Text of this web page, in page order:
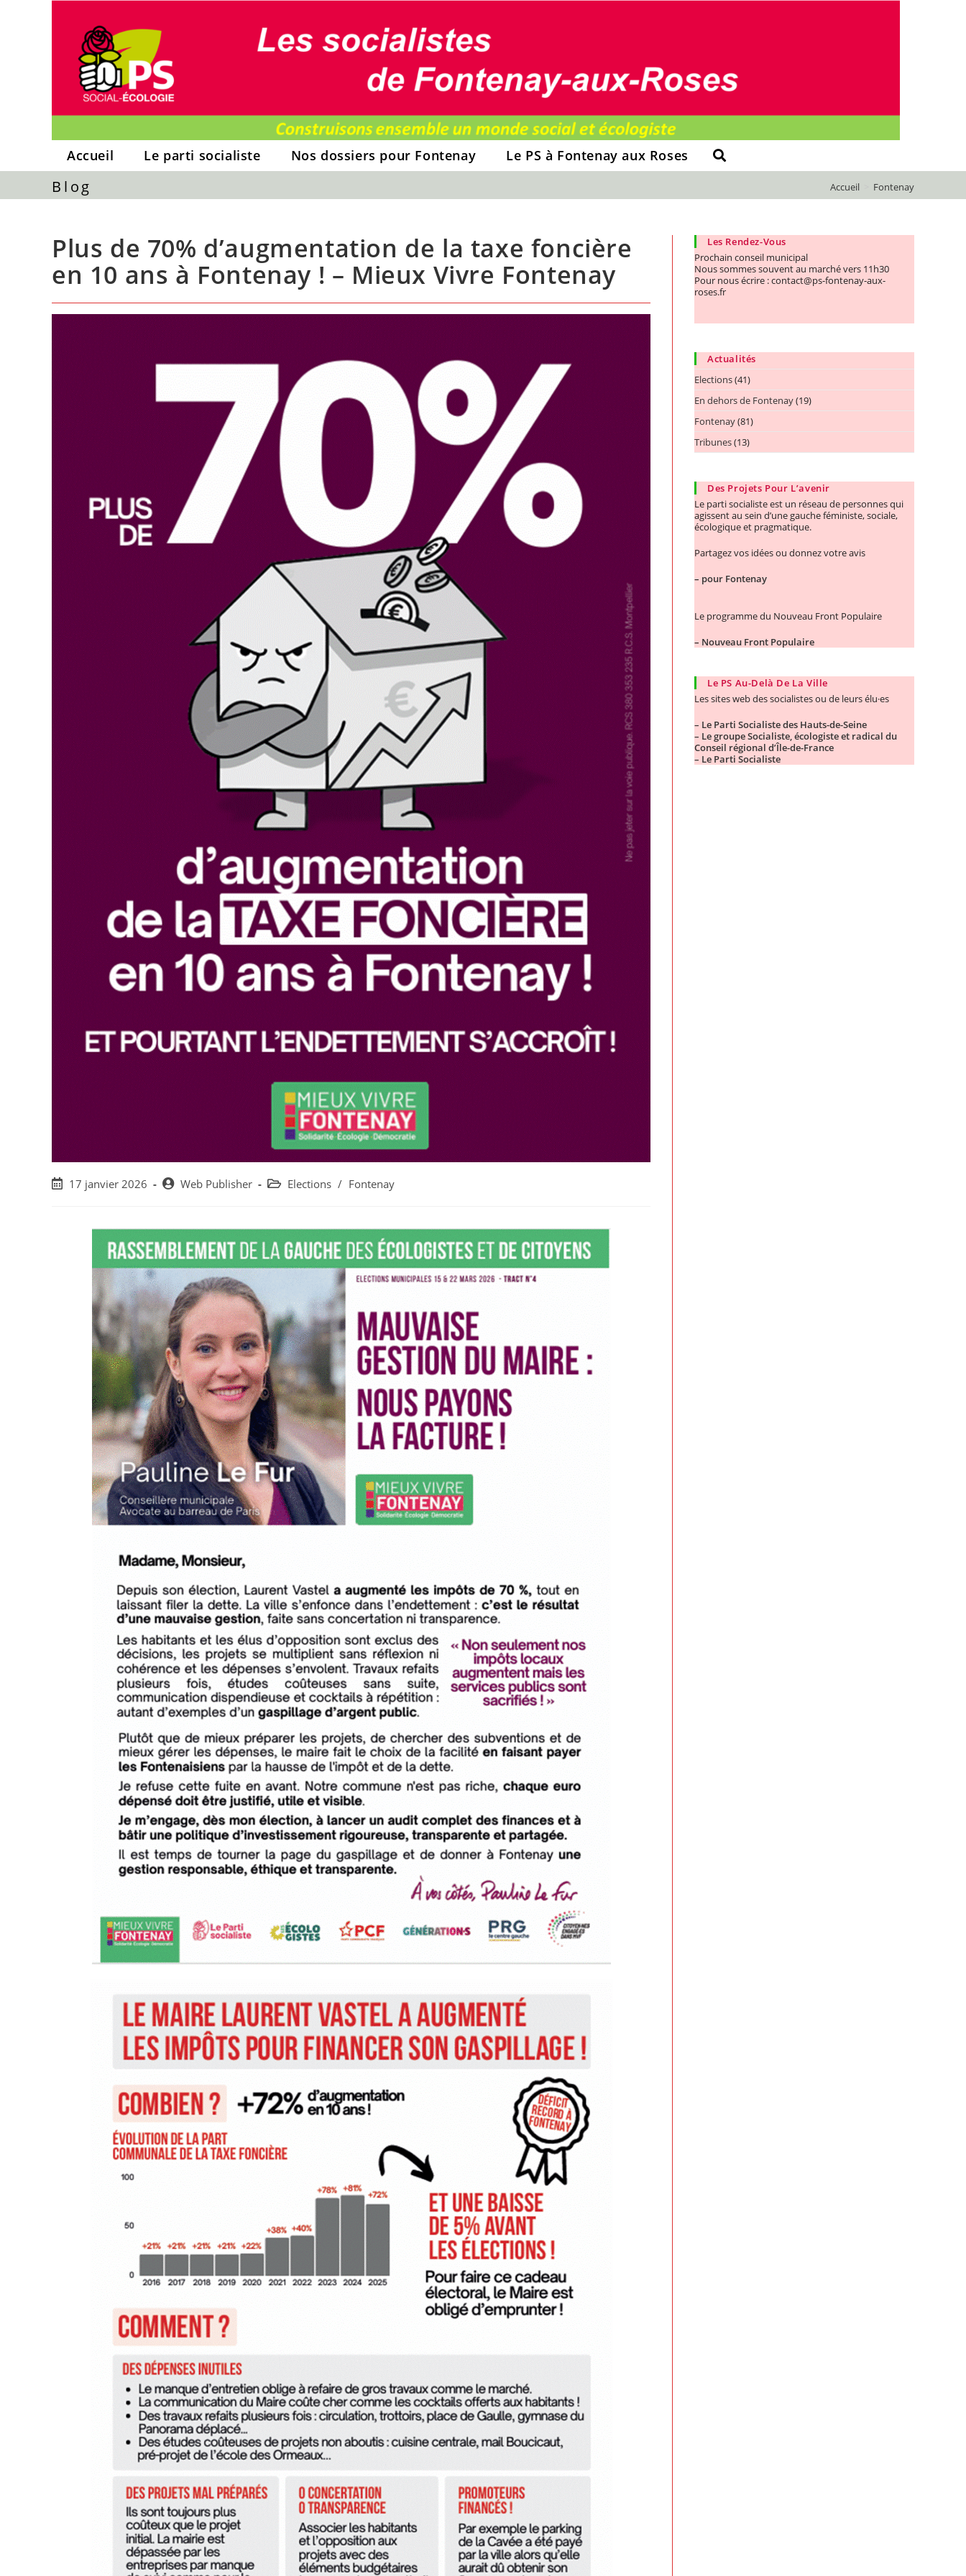
Accueil Le parti socialiste Nos dossiers pour Fontenay Le PS à Fontenay aux Roses
Blog Accueil Fontenay
Plus de 70% d’augmentation de la taxe foncière
en 10 ans à Fontenay ! – Mieux Vivre Fontenay
Post17 janvier 2026
PostWeb Publisher
Post Elections / Fontenay
Les Rendez-Vous
Prochain conseil municipal
Nous sommes souvent au marché vers 11h30
Pour nous écrire : contact@ps-fontenay-aux-
roses.fr
Actualités
Elections(41)
En dehors de Fontenay(19)
Fontenay(81)
Tribunes(13)
Des Projets Pour L’avenir
Le parti socialiste est un réseau de personnes qui
agissent au sein d’une gauche féministe, sociale,
écologique et pragmatique.
Partagez vos idées ou donnez votre avis
– pour Fontenay
Le programme du Nouveau Front Populaire
– Nouveau Front Populaire
Le PS Au-Delà De La Ville
Les sites web des socialistes ou de leurs élu·es
– Le Parti Socialiste des Hauts-de-Seine
– Le groupe Socialiste, écologiste et radical du
Conseil régional d’Île-de-France
– Le Parti Socialiste